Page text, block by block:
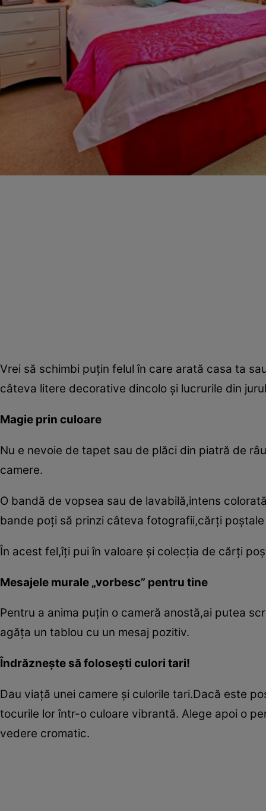
Vrei să schimbi puţin felul în care arată casa ta
câteva litere decorative dincolo şi lucrurile din
Magie prin culoare
Nu e nevoie de tapet sau de plăci din piatră de
camere.
O bandă de vopsea sau de lavabilă,intens
bande poţi să prinzi câteva fotografii,cărţi
În acest fel,îţi pui în valoare şi colecţia de cărţi
Mesajele murale „vorbesc” pentru tine
Pentru a anima puţin o cameră anostă,ai putea
agăţa un tablou cu un mesaj pozitiv.
Îndrăzneşte să foloseşti culori tari!
Dau viaţă unei camere şi culorile tari.Dacă este
tocurile lor într-o culoare vibrantă. Alege apoi o
vedere cromatic.